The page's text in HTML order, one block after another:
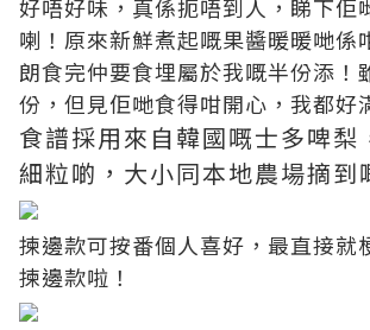
好唔好味，真係扼唔到人，睇下佢
喇！原來新鮮煮起嘅果醬暖暖哋係
朗食完仲要食埋屬於我嘅半份添！
份，但見佢哋食得咁開心，我都好
食譜採用來自韓國嘅士多啤梨
細粒啲，大小同本地農場摘到
揀邊款可按番個人喜好，最直接就
揀邊款啦！